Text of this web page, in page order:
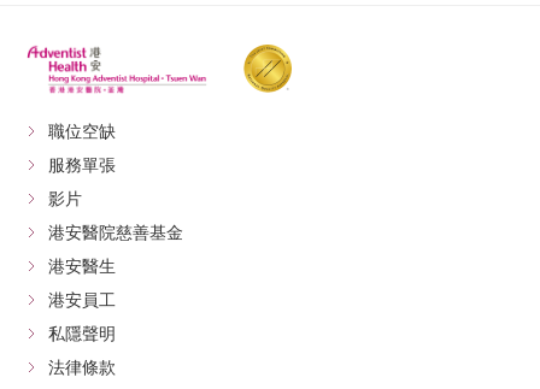
職位空缺
服務單張
影片
港安醫院慈善基金
港安醫生
港安員工
私隱聲明
法律條款